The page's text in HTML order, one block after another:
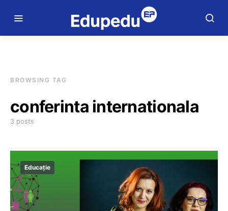
BROWSING TAG
conferinta internationala
3 posts
Educație